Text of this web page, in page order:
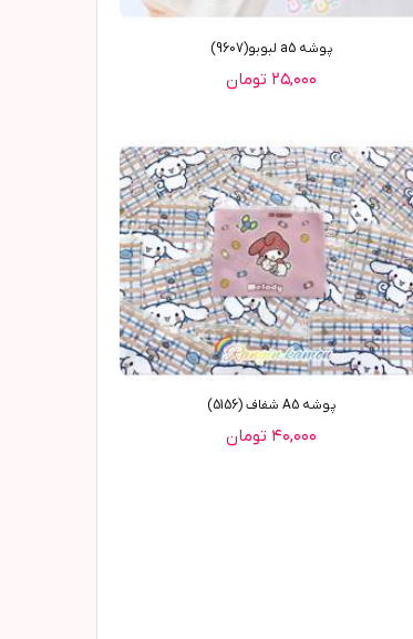
پوشه a5 لبوبو(9607)
۲۵,۰۰۰ تومان
پوشه A5 شفاف (5156)
۴۰,۰۰۰ تومان